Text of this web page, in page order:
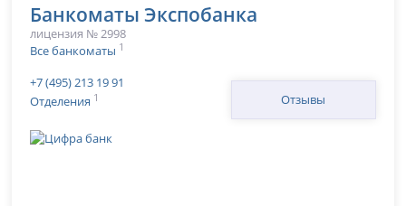
Банкоматы Экспобанка
лицензия № 2998
Все банкоматы 1
+7 (495) 213 19 91
Отделения 1 Отзывы